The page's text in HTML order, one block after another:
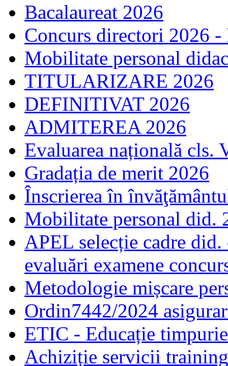
Bacalaureat 2026
Concurs directori 2026 -
Mobilitate personal
TITULARIZARE 2026
DEFINITIVAT 2026
ADMITEREA 2026
Evaluarea națională cls.
Gradația de merit 2026
Înscrierea în
Mobilitate personal did.
APEL selecție cadre
evaluări examene
Metodologie mișcare
Ordin7442/2024
ETIC - Educație
Achiziție servicii